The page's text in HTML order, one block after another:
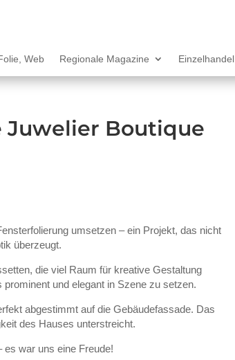
Web Regionale Magazine Einzelhandel
Boutique
umsetzen – ein Projekt, das nicht
überzeugt.
die viel Raum für kreative Gestaltung
und elegant in Szene zu setzen.
abgestimmt auf die Gebäudefassade. Das
des Hauses unterstreicht.
es war uns eine Freude!